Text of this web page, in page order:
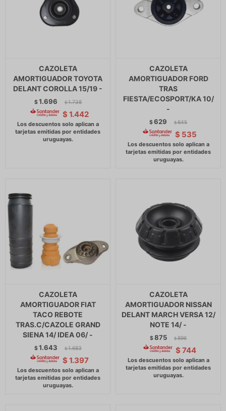
CAZOLETA
AMORTIGUADOR TOYOTA
DELANT COROLLA 15/19 -
$1.696 $ 1.738
$ 1.442
CAZOLETA
AMORTIGUADOR FORD
TRAS
FIESTA/ECOSPORT/KA 10/
-
$629 $ 645
$ 535
CAZOLETA
AMORTIGUADOR FIAT
TACO REBOTE
TRAS.C/CAZOLE GRAND
SIENA 14/ IDEA 06/ -
$1.643 $ 1.683
$ 1.397
CAZOLETA
AMORTIGUADOR NISSAN
DELANT MARCH VERSA 12/
NOTE 14/ -
$875 $ 896
$ 744